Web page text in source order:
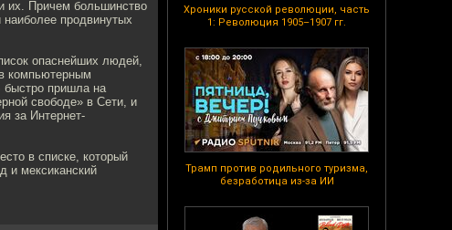
Хроники русской революции, часть
1: Революция 1905–1907 гг.
Трамп против родильного туризма,
безработица из-за ИИ
их. Причем большинство
наиболее продвинутых
опаснейших людей,
компьютерным
быстро пришла на
свободе» в Сети, и
за Интернет-
в списке, который
и мексиканский